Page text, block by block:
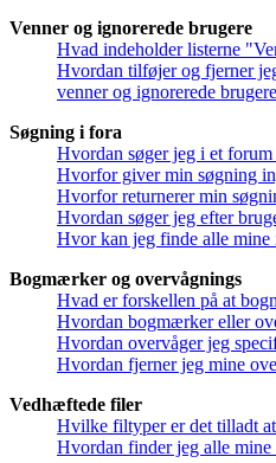
Venner og ignorerede brugere
Hvad indeholder listerne
Hvordan tilføjer og fjerner
venner og ignorerede
Søgning i fora
Hvordan søger jeg i et forum
Hvorfor giver min søgning
Hvorfor returnerer min
Hvordan søger jeg efter
Hvor kan jeg finde alle
Bogmærker og overvågnings
Hvad er forskellen på at
Hvordan bogmærker eller
Hvordan overvåger jeg
Hvordan fjerner jeg mine
Vedhæftede filer
Hvilke filtyper er det tilladt
Hvordan finder jeg alle